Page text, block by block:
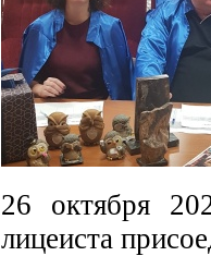
26 октября
лицеиста